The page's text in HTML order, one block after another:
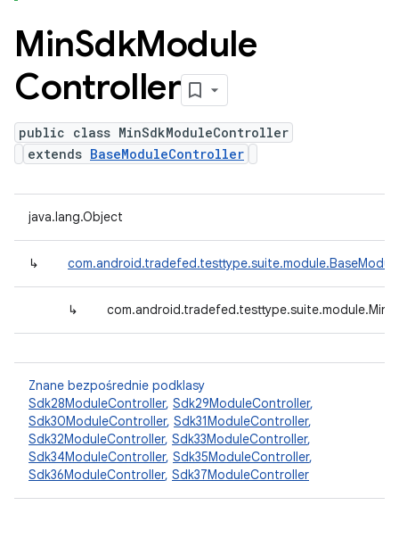
MinSdkModule
Controller
public class MinSdkModuleController
extends BaseModuleController
java.lang.Object
↳
↳
Znane bezpośrednie podklasy
Sdk28ModuleController, Sdk29ModuleController,
Sdk30ModuleController, Sdk31ModuleController,
Sdk32ModuleController, Sdk33ModuleController,
Sdk34ModuleController, Sdk35ModuleController,
Sdk36ModuleController, Sdk37ModuleController